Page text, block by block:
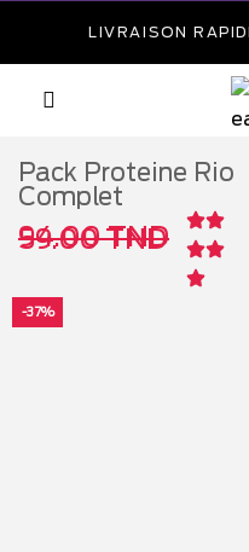
LIVRAISON
Pack Proteine Rio
Complet
94.00TND
59.00TND
-37%